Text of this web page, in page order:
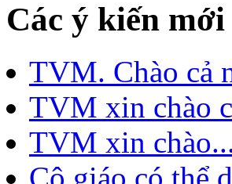
Các ý kiến
TVM. Chào cả
TVM xin chào
TVM xin